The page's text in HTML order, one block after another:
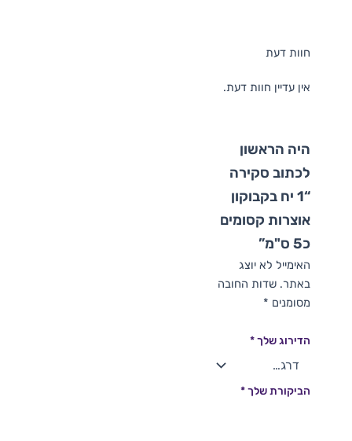
חוות דעת
אין עדיין חוות דעת.
היה הראשון
לכתוב סקירה
“1 יח בקבוקון
אוצרות קסומים
כ5 ס"מ”
האימייל לא יוצג
באתר. שדות החובה
מסומנים *
הדירוג שלך*
הביקורת שלך*